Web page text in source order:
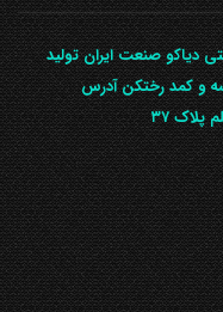
پلاک 55 کارگاه صنعتی دیاکو صنعت ایران تولید
و کمد رختکن آدرس
پلاک ۳۷